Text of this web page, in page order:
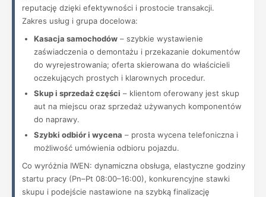
reputację dzięki efektywności i prostocie transakcji.
Zakres usług i grupa docelowa:
Kasacja samochodów – szybkie wystawienie
zaświadczenia o demontażu i przekazanie dokumentów
do wyrejestrowania; oferta skierowana do właścicieli
oczekujących prostych i klarownych procedur.
Skup i sprzedaż części – klientom oferowany jest skup
aut na miejscu oraz sprzedaż używanych komponentów
do naprawy.
Szybki odbiór i wycena – prosta wycena telefoniczna i
możliwość umówienia odbioru pojazdu.
Co wyróżnia IWEN: dynamiczna obsługa, elastyczne godziny
startu pracy (Pn–Pt 08:00–16:00), konkurencyjne stawki
skupu i podejście nastawione na szybką finalizację